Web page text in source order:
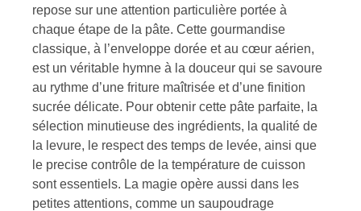
repose sur une attention particulière portée à
chaque étape de la pâte. Cette gourmandise
classique, à l’enveloppe dorée et au cœur aérien,
est un véritable hymne à la douceur qui se savoure
au rythme d’une friture maîtrisée et d’une finition
sucrée délicate. Pour obtenir cette pâte parfaite, la
sélection minutieuse des ingrédients, la qualité de
la levure, le respect des temps de levée, ainsi que
le precise contrôle de la température de cuisson
sont essentiels. La magie opère aussi dans les
petites attentions, comme un saupoudrage